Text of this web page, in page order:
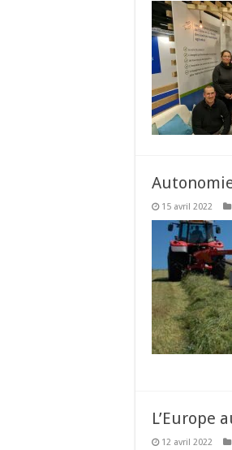
15 avril 2022
L’Europe
12 avril 2022